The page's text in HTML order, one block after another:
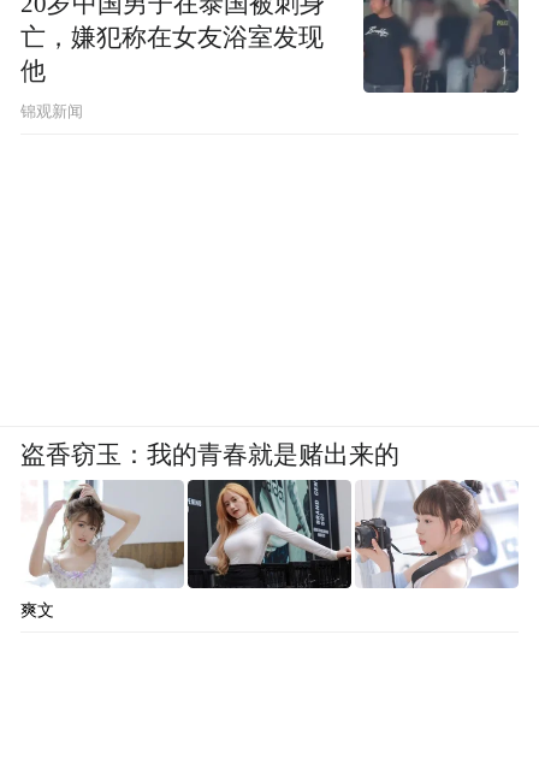
亡，嫌犯称在女友浴室发现
他
锦观新闻
盗香窃玉：我的青春就是赌出来的
爽文